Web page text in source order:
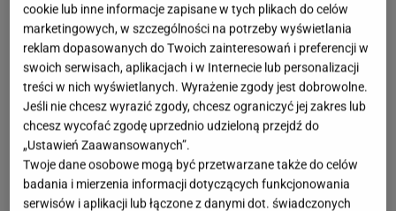
cookie lub inne informacje zapisane w tych plikach do celów
marketingowych, w szczególności na potrzeby wyświetlania
reklam dopasowanych do Twoich zainteresowań i preferencji w
swoich serwisach, aplikacjach i w Internecie lub personalizacji
treści w nich wyświetlanych. Wyrażenie zgody jest dobrowolne.
Jeśli nie chcesz wyrazić zgody, chcesz ograniczyć jej zakres lub
chcesz wycofać zgodę uprzednio udzieloną przejdź do
„Ustawień Zaawansowanych”.
Twoje dane osobowe mogą być przetwarzane także do celów
badania i mierzenia informacji dotyczących funkcjonowania
serwisów i aplikacji lub łączone z danymi dot. świadczonych